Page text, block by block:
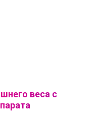
веса с